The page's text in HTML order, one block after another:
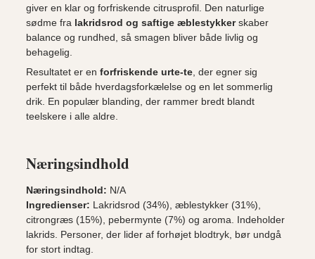
giver en klar og forfriskende citrusprofil. Den naturlige
sødme fra lakridsrod og saftige æblestykkerskaber
balance og rundhed, så smagen bliver både livlig og
behagelig.
Resultatet er enforfriskende urte-te, der egner sig
perfekt til både hverdagsforkælelse og en let sommerlig
drik. En populær blanding, der rammer bredt blandt
teelskere i alle aldre.
Næringsindhold
Næringsindhold: N/A
Ingredienser: Lakridsrod (34%), æblestykker (31%),
citrongræs (15%), pebermynte (7%) og aroma. Indeholder
lakrids. Personer, der lider af forhøjet blodtryk, bør undgå
for stort indtag.